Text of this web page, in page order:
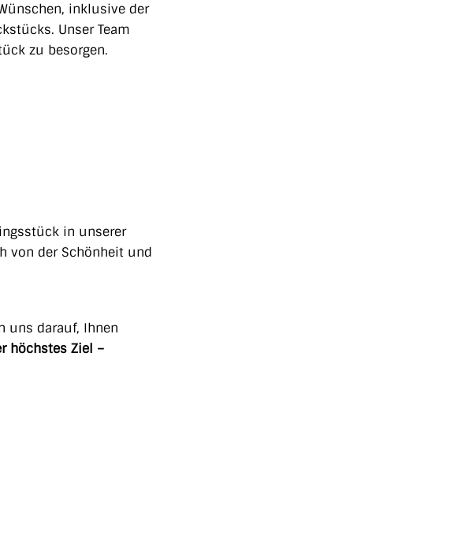
inklusive der
Unser Team
zu besorgen.
in unserer
von der Schönheit und
uns darauf, Ihnen
höchstes Ziel –